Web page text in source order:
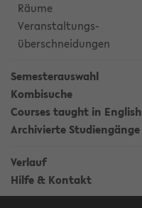
Räume
Veranstaltungs-
überschneidungen
Semesterauswahl
Kombisuche
Courses taught in English
Archivierte Studiengänge
Verlauf
Hilfe & Kontakt